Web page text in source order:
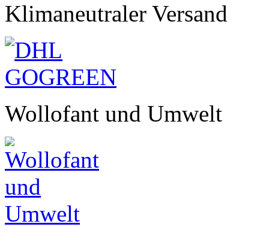
Klimaneutraler Versand
Wollofant und Umwelt